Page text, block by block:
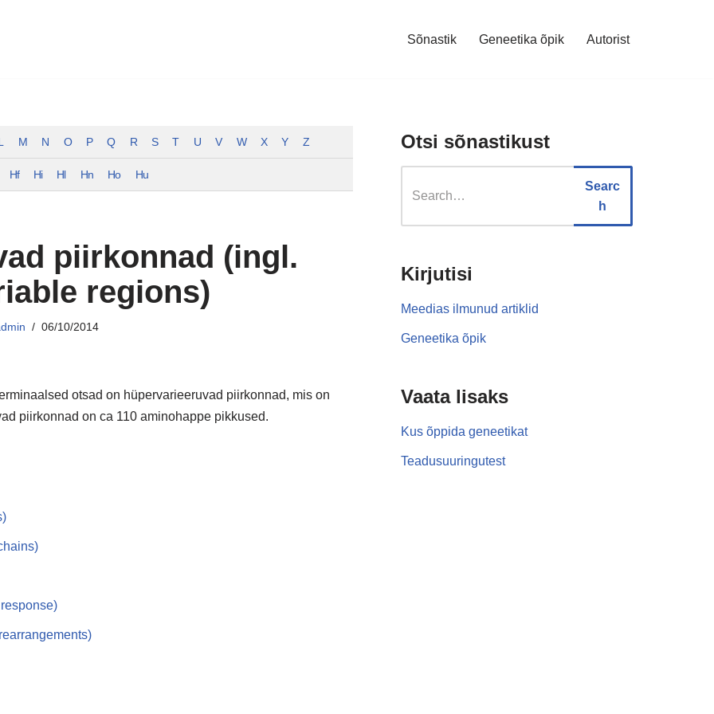
Sõnastik Geneetika õpik Autorist
M N O P Q R S T U V W X Y Z
Hf Hi Hl Hn Ho Hu
piirkonnad (ingl.
regions)
06/10/2014
otsad on hüpervarieeruvad piirkonnad, mis on
piirkonnad on ca 110 aminohappe pikkused.
Otsi sõnastikust
Searc
h
Kirjutisi
Meedias ilmunud artiklid
Geneetika õpik
Vaata lisaks
Kus õppida geneetikat
Teadusuuringutest